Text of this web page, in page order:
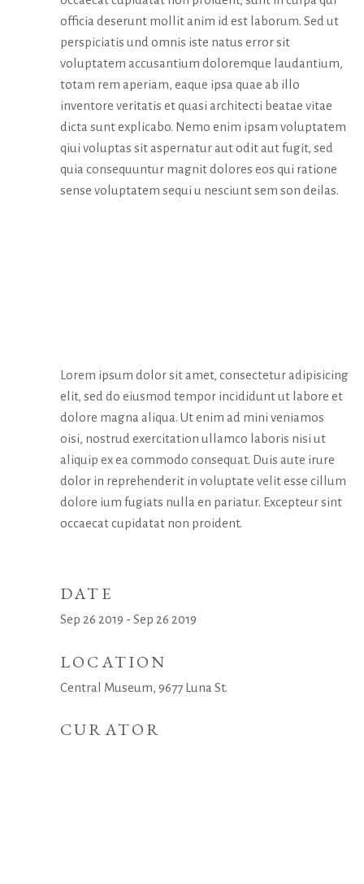
officia deserunt mollit anim id est laborum. Sed ut
perspiciatis und omnis iste natus error sit
voluptatem accusantium doloremque laudantium,
totam rem aperiam, eaque ipsa quae ab illo
inventore veritatis et quasi architecti beatae vitae
dicta sunt explicabo. Nemo enim ipsam voluptatem
qiui voluptas sit aspernatur aut odit aut fugit, sed
quia consequuntur magnit dolores eos qui ratione
sense voluptatem sequi u nesciunt sem son deilas.
Lorem ipsum dolor sit amet, consectetur adipisicing
elit, sed do eiusmod tempor incididunt ut labore et
dolore magna aliqua. Ut enim ad mini veniamos
oisi, nostrud exercitation ullamco laboris nisi ut
aliquip ex ea commodo consequat. Duis aute irure
dolor in reprehenderit in voluptate velit esse cillum
dolore ium fugiats nulla en pariatur. Excepteur sint
occaecat cupidatat non proident.
DATE
Sep 26 2019 - Sep 26 2019
LOCATION
Central Museum, 9677 Luna St.
CURATOR